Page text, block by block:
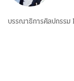
บรรณาธิการศิลปกรรม